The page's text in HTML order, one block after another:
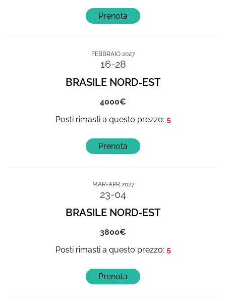
FEBBRAIO 2027
16-28
BRASILE NORD-EST
4000
5
MAR-APR 2027
23-04
BRASILE NORD-EST
3800
5